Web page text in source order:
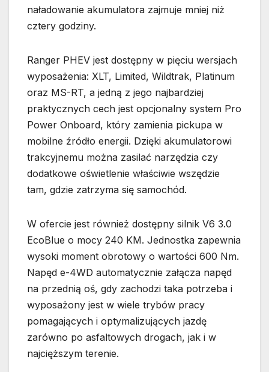
naładowanie akumulatora zajmuje mniej niż
cztery godziny.
Ranger PHEV jest dostępny w pięciu wersjach
wyposażenia: XLT, Limited, Wildtrak, Platinum
oraz MS-RT, a jedną z jego najbardziej
praktycznych cech jest opcjonalny system Pro
Power Onboard, który zamienia pickupa w
mobilne źródło energii. Dzięki akumulatorowi
trakcyjnemu można zasilać narzędzia czy
dodatkowe oświetlenie właściwie wszędzie
tam, gdzie zatrzyma się samochód.
W ofercie jest również dostępny silnik V6 3.0
EcoBlue o mocy 240 KM. Jednostka zapewnia
wysoki moment obrotowy o wartości 600 Nm.
Napęd e-4WD automatycznie załącza napęd
na przednią oś, gdy zachodzi taka potrzeba i
wyposażony jest w wiele trybów pracy
pomagających i optymalizujących jazdę
zarówno po asfaltowych drogach, jak i w
najcięższym terenie.